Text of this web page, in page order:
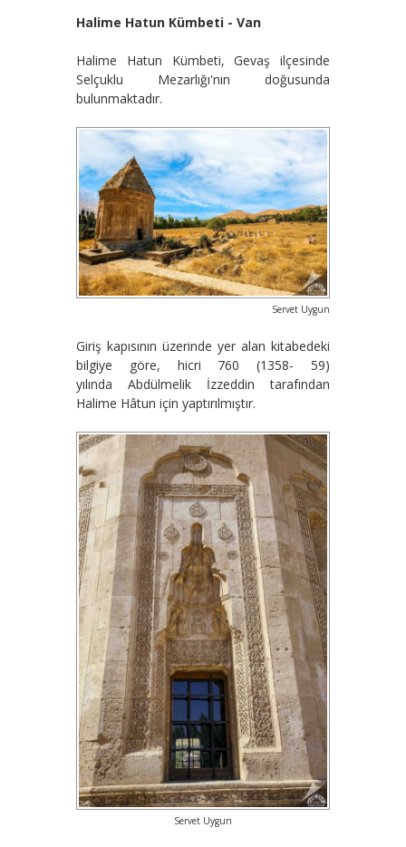
Halime Hatun Kümbeti - Van
Halime Hatun Kümbeti,Gevaş ilçesinde
Selçuklu Mezarlığı'nın doğusunda
bulunmaktadır.
Servet Uygun
Giriş kapısının üzerinde yer alan kitabedeki
bilgiye göre, hicri 760 (1358- 59)
yılında
Abdülmelik İzzeddin tarafından
Halime Hâtun için yaptırılmıştır.
Servet Uygun